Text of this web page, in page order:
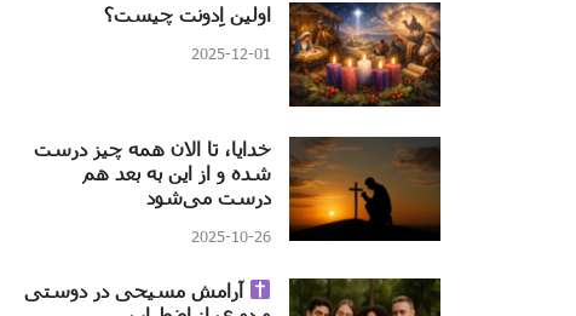
اولین اِدونت چیست؟
2025-12-01
خدایا، تا الان همه چیز درست
شده و از این به بعد هم
درست می‌شود
2025-10-26
آرامش مسیحی در دوستی